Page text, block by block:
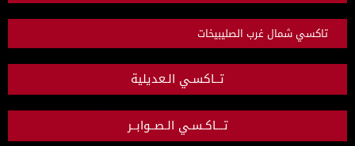
تاكسي شمال غرب الصليبيخات
تــاكسـي الـعديلية
تـــاكـسـي الـصــوابــر